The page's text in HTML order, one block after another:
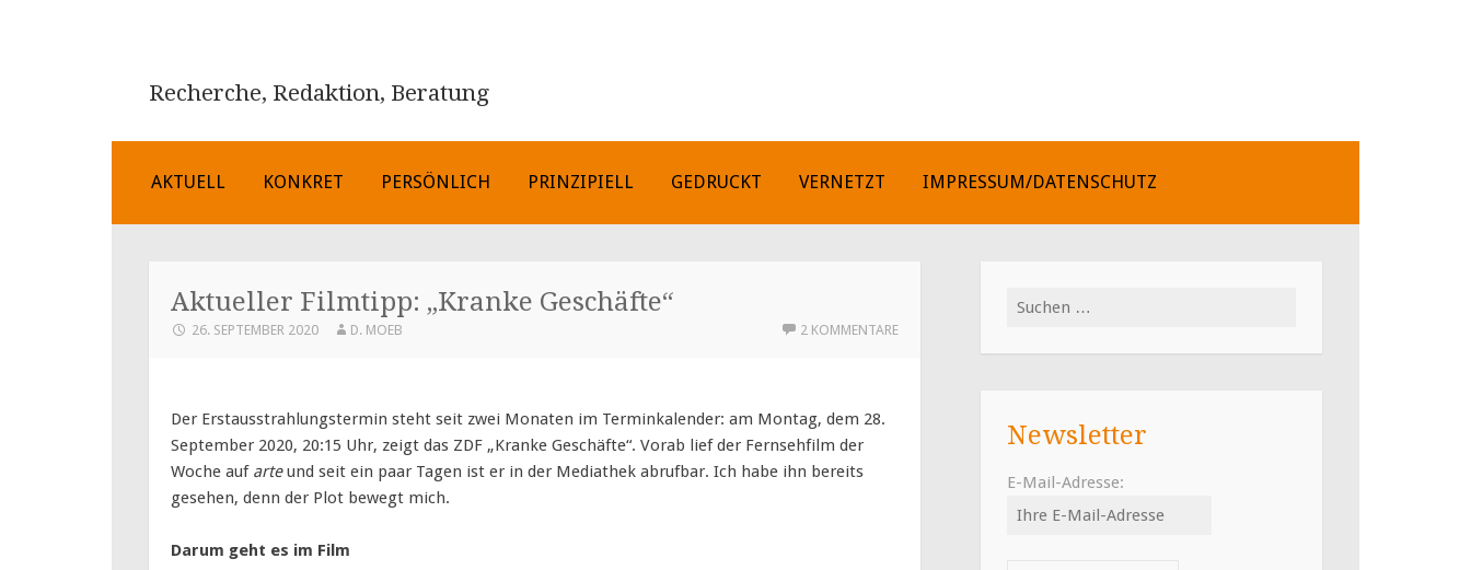
Recherche, Redaktion, Beratung
ZUM
SPRINGEN
AKTUELL KONKRET PERSÖNLICH PRINZIPIELL GEDRUCKT VERNETZT IMPRESSUM/DATENSCHUTZ
Aktueller Filmtipp: „Kranke Geschäfte“
26. SEPTEMBER 2020 D. MOEB 2 KOMMENTARE
Der Erstausstrahlungstermin steht seit zwei Monaten im Terminkalender: am Montag, dem 28.
September 2020, 20:15 Uhr, zeigt das ZDF „Kranke Geschäfte“. Vorab lief der Fernsehfilm der
Woche auf arteund seit ein paar Tagen ist er in der Mediathek abrufbar. Ich habe ihn bereits
gesehen, denn der Plot bewegt mich.
Darum geht es im Film
Suchen
Newsletter
E-Mail-Adresse: